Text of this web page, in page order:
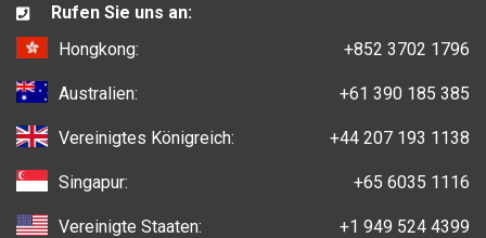
Rufen Sie uns an:
Hongkong:
+852 3702 1796
Australien: +61 390 185 385
Vereinigtes Königreich: +44 207 193 1138
Singapur: +65 6035 1116
Vereinigte Staaten: +1 949 524 4399